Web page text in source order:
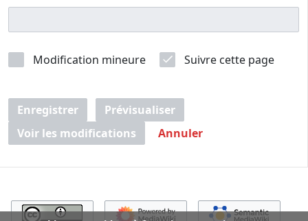
Modification mineure Suivre cette page
Enregistrer
Prévisualiser
Voir les modifications
Annuler